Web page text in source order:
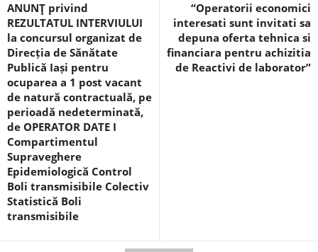
ANUNŢ privind
REZULTATUL INTERVIULUI
la concursul organizat de
Direcția de Sănătate
Publică Iași pentru
ocuparea a 1 post vacant
de natură contractuală, pe
perioadă nedeterminată,
de OPERATOR DATE I
Compartimentul
Supraveghere
Epidemiologică Control
Boli transmisibile Colectiv
Statistică Boli
transmisibile
“Operatorii economici
interesati sunt invitati sa
depuna oferta tehnica si
financiara pentru achizitia
de Reactivi de laborator”